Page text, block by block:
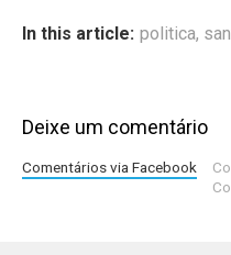
In this article: politica,
Deixe um comentário
Comentários via Facebook